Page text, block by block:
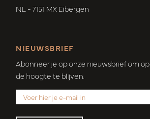
NL - 7151 MX Eibergen
NIEUWSBRIEF
Abonneer je op onze nieuwsbrief om op
de hoogte te blijven.